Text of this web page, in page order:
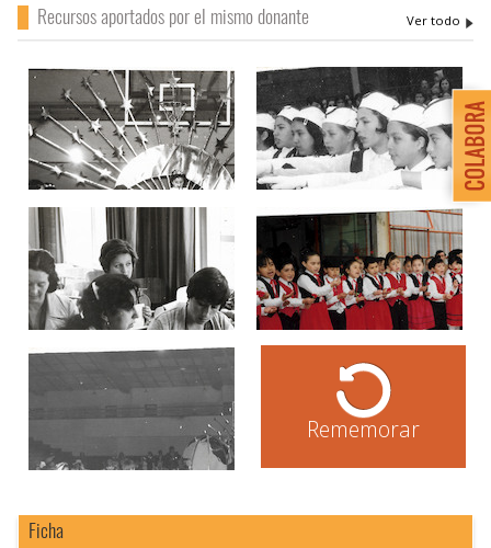
Recursos aportados por el mismo donante
Rememorar
Ficha